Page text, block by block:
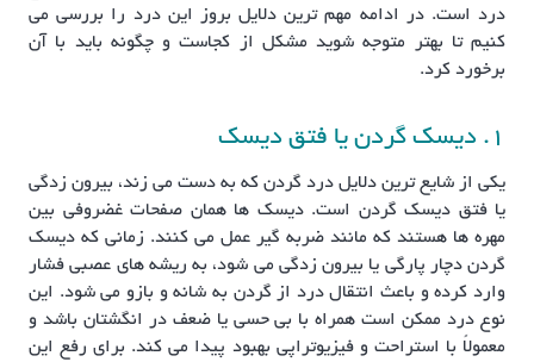
درد است. در ادامه مهم ترین دلایل بروز این درد را بررسی می
کنیم تا بهتر متوجه شوید مشکل از کجاست و چگونه باید با آن
برخورد کرد.
1. دیسک گردن یا فتق دیسک
یکی از شایع ترین دلایل درد گردن که به دست می زند، بیرون زدگی
یا فتق دیسک گردن است. دیسک ها همان صفحات غضروفی بین
مهره ها هستند که مانند ضربه گیر عمل می کنند. زمانی که دیسک
گردن دچار پارگی یا بیرون زدگی می شود، به ریشه های عصبی فشار
وارد کرده و باعث انتقال درد از گردن به شانه و بازو می شود. این
نوع درد ممکن است همراه با بی حسی یا ضعف در انگشتان باشد و
معمولاً با استراحت و فیزیوتراپی بهبود پیدا می کند. برای رفع این